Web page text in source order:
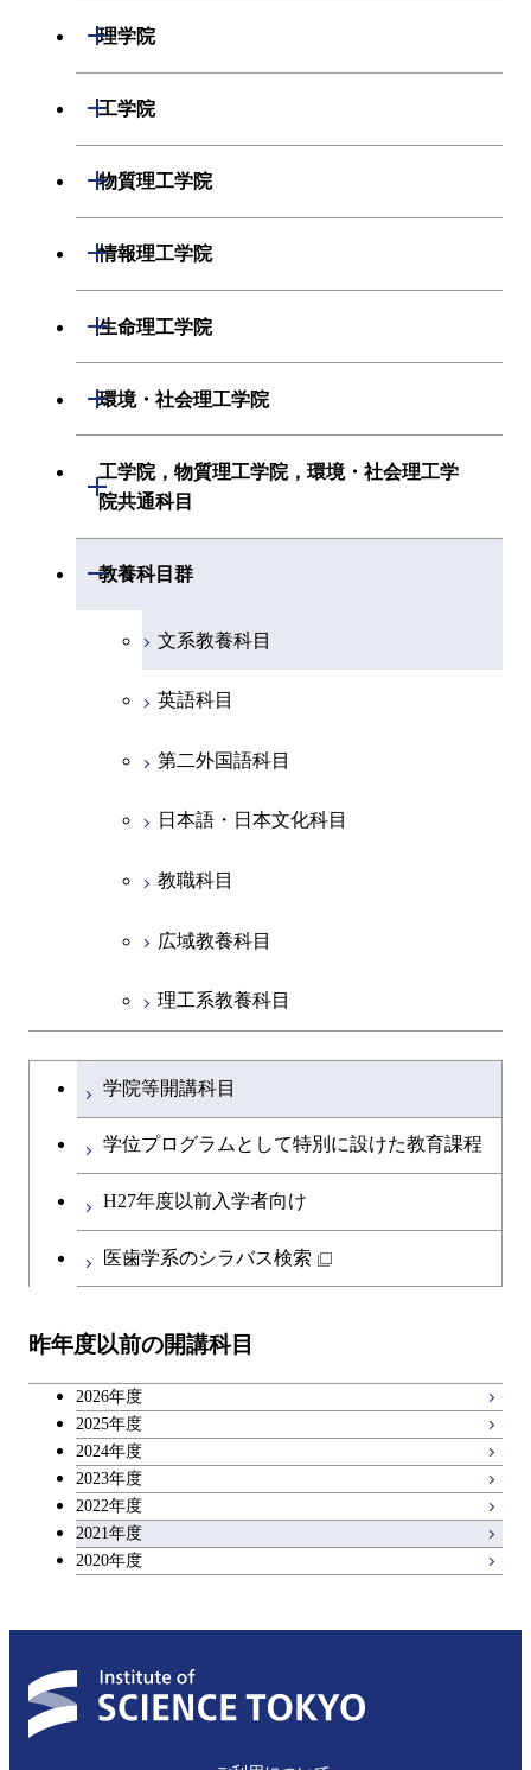
理学院
開閉
化学系
初年次専門科目
創造プロセス科目
共通専門科目
工学院
開閉
機械系
電気電子系
経営工学系
初年次専門科目
創造プロセス科目
物質理工学院
開閉
材料系
初年次専門科目
共通専門科目
情報理工学院
開閉
数理・計算科学系
初年次専門科目
創造プロセス科目
共通専門科目
生命理工学院
開閉
生命理工学系
創造プロセス科目
共通専門科目
環境・社会理工学院
開閉
建築学系
融合理工学系
初年次専門科目
創造プロセス科目
共通専門科目
工学院，物質理工学院，環境・社会理工学
院共通科目
開閉
工学院，物質理工学院，環境・社会
教養科目群
開閉
文系教養科目
英語科目
第二外国語科目
日本語・日本文化科目
教職科目
広域教養科目
理工系教養科目
学士課程を切り替える
学院等開講科目
学位プログラムとして特別に設けた教育課程
H27年度以前入学者向け
医歯学系のシラバス検索
昨年度以前の開講科目
2026年度
2025年度
2024年度
2023年度
2022年度
2021年度
2020年度